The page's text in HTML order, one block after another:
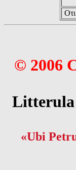
© 2006
«Ubi